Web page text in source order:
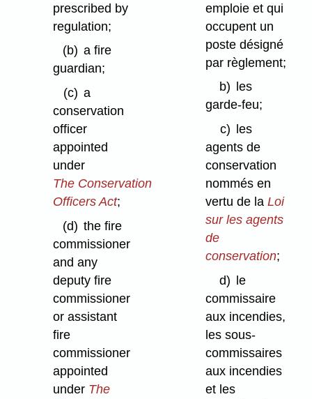
prescribed by
regulation;
(b) a fire
guardian;
(c) a
conservation
officer
appointed
under
The Conservation
Officers Act;
(d) the fire
commissioner
and any
deputy fire
commissioner
or assistant
fire
commissioner
appointed
under The
emploie et qui
occupent un
poste désigné
par règlement;
b)
les
garde-feu;
c)
les
agents de
conservation
nommés en
vertu de laLoi
sur les agents
de
conservation;
d) le
commissaire
aux incendies,
les sous-
commissaires
aux incendies
et les